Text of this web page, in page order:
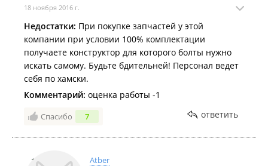
18 ноября 2016 г.
Недостатки: При покупке запчастей у этой
компании при условии 100% комплектации
получаете конструктор для которого болты нужно
искать самому. Будьте бдительней! Персонал ведет
себя по хамски.
Комментарий: оценка работы -1
Спасибо 7 ответить
Atber